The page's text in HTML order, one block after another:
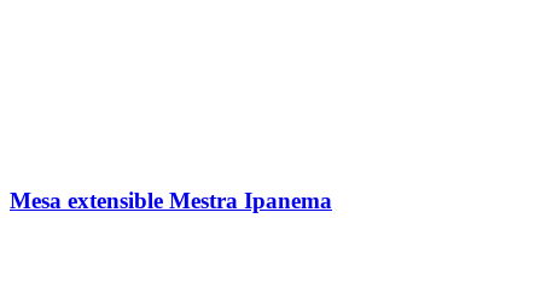
Mesa extensible Mestra Ipanema